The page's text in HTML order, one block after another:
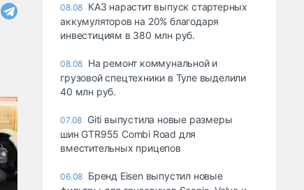
08.08 КАЗ нарастит выпуск стартерных
аккумуляторов на 20% благодаря
инвестициям в 380 млн руб.
08.08 На ремонт коммунальной и
грузовой спецтехники в Туле выделили
40 млн руб.
07.08 Giti выпустила новые размеры
шин GTR955 Combi Road для
вместительных прицепов
06.08 Бренд Eisen выпустил новые